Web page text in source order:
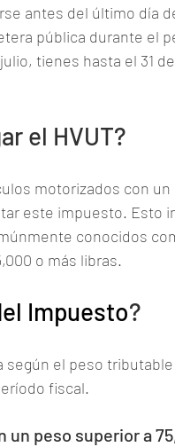
antes del último día
pública durante el
tienes hasta el 31
el HVUT?
motorizados con
este impuesto. Esto
conocidos
o más libras.
Impuesto?
el peso
fiscal.
peso superior a